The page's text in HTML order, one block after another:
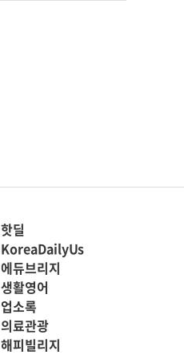
핫딜
KoreaDailyUs
에듀브리지
생활영어
업소록